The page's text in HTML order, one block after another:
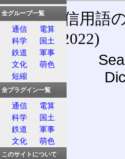
通信用語
(27-May-2022)
全グループ一覧
通信
電算
科学
国土
鉄道
軍事
文化
萌色
短縮
全プラグイン一覧
通信
電算
科学
国土
鉄道
軍事
文化
萌色
このサイトについて